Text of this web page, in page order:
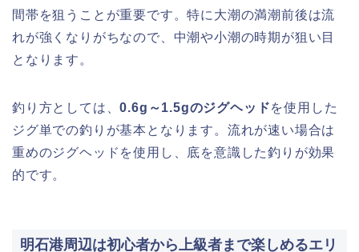
間帯を狙うことが重要です。特に大潮の満潮前後は流
れが強くなりがちなので、中潮や小潮の時期が狙い目
となります。
釣り方としては、0.6g～1.5gのジグヘッドを使用した
ジグ単での釣りが基本となります。流れが速い場合は
重めのジグヘッドを使用し、底を意識した釣りが効果
的です。
明石港周辺は初心者から上級者まで楽しめるエリ